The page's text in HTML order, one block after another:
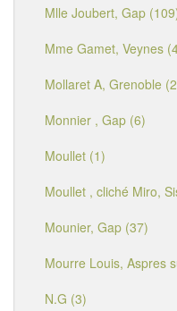
Mlle Joubert, Gap
Mme Gamet, Veynes
Mollaret A, Grenoble
Monnier , Gap (6)
Moullet (1)
Moullet , cliché Miro,
Mounier, Gap (37)
Mourre Louis, Aspres
N.G (3)